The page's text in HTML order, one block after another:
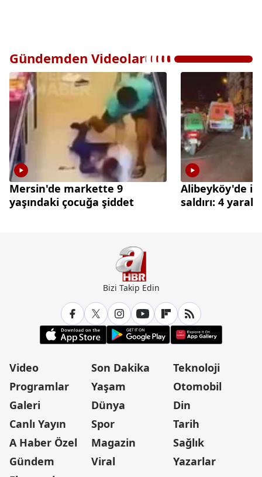
Gündemden Videolar
Mersin'de markette 9
yaşındaki çocuğa şiddet
Alibeyköy'de iş
saldırı: 4 yaralı
Bizi Takip Edin
Video
Programlar
Galeri
Canlı Yayın
A Haber Özel
Gündem
Son Dakika
Yaşam
Dünya
Spor
Magazin
Viral
Teknoloji
Otomobil
Din
Tarih
Sağlık
Yazarlar